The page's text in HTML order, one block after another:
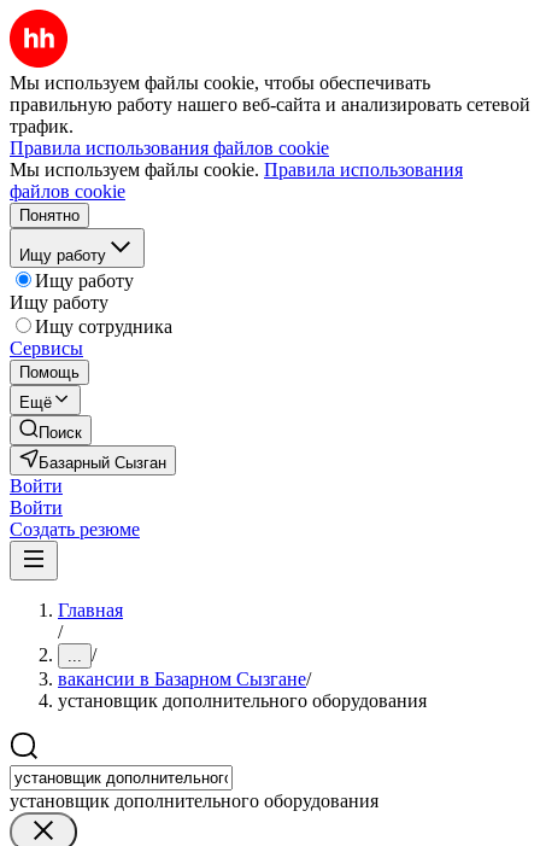
Мы используем файлы cookie, чтобы обеспечивать
правильную работу нашего веб-сайта и анализировать сетевой
трафик.
Правила использования файлов cookie
Мы используем файлы cookie. Правила использования
файлов cookie
Понятно
Ищу работу
Ищу работу
Ищу работу
Ищу сотрудника
Сервисы
Помощь
Ещё
Поиск
Базарный Сызган
Войти
Войти
Создать резюме
Главная
/
... /
вакансии в Базарном Сызгане/
установщик дополнительного оборудования
установщик дополнительного оборудования